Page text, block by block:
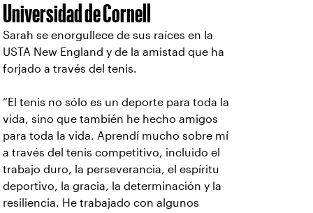
Universidad de Cornell
Sarah se enorgullece de sus raíces en la
USTA New England y de la amistad que ha
forjado a través del tenis.
“El tenis no sólo es un deporte para toda la
vida, sino que también he hecho amigos
para toda la vida. Aprendí mucho sobre mí
a través del tenis competitivo, incluido el
trabajo duro, la perseverancia, el espíritu
deportivo, la gracia, la determinación y la
resiliencia. He trabajado con algunos